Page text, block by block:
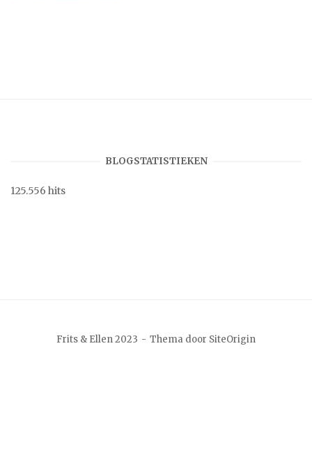
BLOGSTATISTIEKEN
125.556 hits
Frits & Ellen 2023 Thema door SiteOrigin